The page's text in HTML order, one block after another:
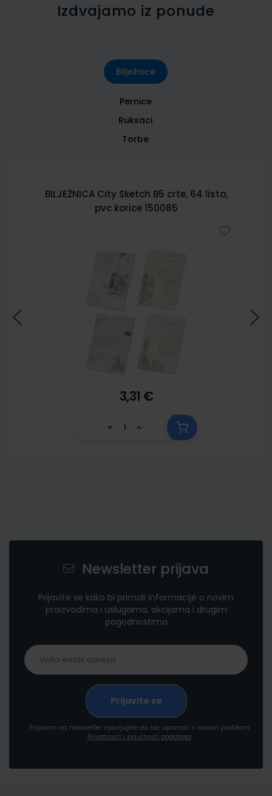
Izdvajamo iz ponude
Bilježnice
Pernice
Ruksaci
Torbe
BILJEŽNICA City Sketch B5 crte, 64 lista,
pvc korice 150085
3,31 €
Newsletter prijava
Prijavite se kako bi primali informacije o novim
proizvodima i uslugama, akcijama i drugim
pogodnostima
Prijavom na newsletter izjavljujete da ste upoznati s našom politikom
Privatnosti i sigurnosti podataka